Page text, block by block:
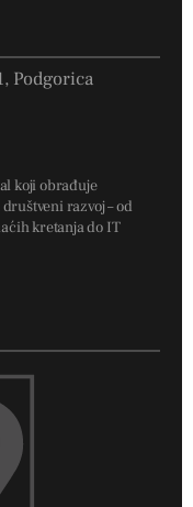
Podgorica
koji obrađuje
razvoj – od
kretanja do IT